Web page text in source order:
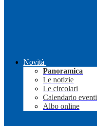
Novità
Panoramica
Le notizie
Le circolari
Calendario eventi
Albo online